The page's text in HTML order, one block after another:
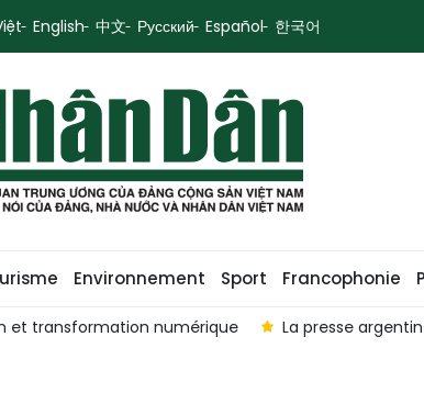
English 中文 Русский Español 한국어
Environnement Sport Francophonie
et transformation numérique La presse